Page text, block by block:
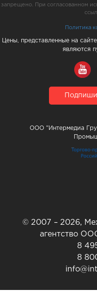
запрещено. При согласованном
Политика
Цены, представленные на
являются
ООО "Интермедиа
© 2007 – 2026,
агентство
8
8